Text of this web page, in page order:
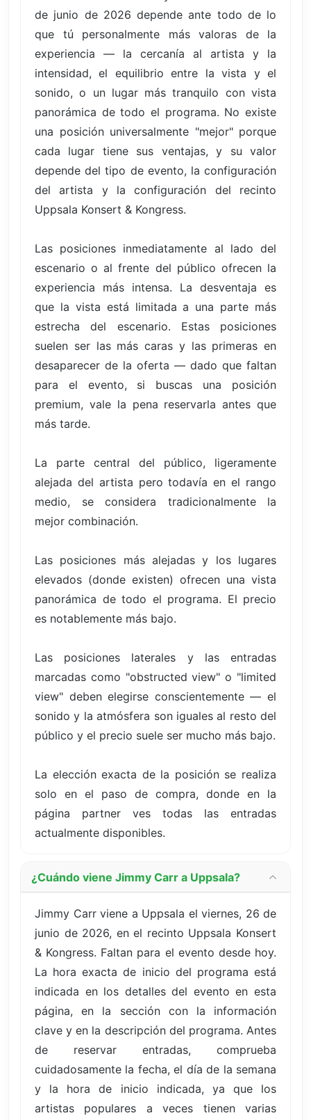
de junio de 2026 depende ante todo de lo
que tú personalmente más valoras de la
experiencia — la cercanía al artista y la
intensidad, el equilibrio entre la vista y el
sonido, o un lugar más tranquilo con vista
panorámica de todo el programa. No existe
una posición universalmente "mejor" porque
cada lugar tiene sus ventajas, y su valor
depende del tipo de evento, la configuración
del artista y la configuración del recinto
Uppsala Konsert & Kongress.
Las posiciones inmediatamente al lado del
escenario o al frente del público ofrecen la
experiencia más intensa. La desventaja es
que la vista está limitada a una parte más
estrecha del escenario. Estas posiciones
suelen ser las más caras y las primeras en
desaparecer de la oferta — dado que faltan
para el evento, si buscas una posición
premium, vale la pena reservarla antes que
más tarde.
La parte central del público, ligeramente
alejada del artista pero todavía en el rango
medio, se considera tradicionalmente la
mejor combinación.
Las posiciones más alejadas y los lugares
elevados (donde existen) ofrecen una vista
panorámica de todo el programa. El precio
es notablemente más bajo.
Las posiciones laterales y las entradas
marcadas como "obstructed view" o "limited
view" deben elegirse conscientemente — el
sonido y la atmósfera son iguales al resto del
público y el precio suele ser mucho más bajo.
La elección exacta de la posición se realiza
solo en el paso de compra, donde en la
página partner ves todas las entradas
actualmente disponibles.
¿Cuándo viene Jimmy Carr a Uppsala?
Jimmy Carr viene a Uppsala el viernes, 26 de
junio de 2026, en el recinto Uppsala Konsert
& Kongress. Faltan para el evento desde hoy.
La hora exacta de inicio del programa está
indicada en los detalles del evento en esta
página, en la sección con la información
clave y en la descripción del programa. Antes
de reservar entradas, comprueba
cuidadosamente la fecha, el día de la semana
y la hora de inicio indicada, ya que los
artistas populares a veces tienen varias